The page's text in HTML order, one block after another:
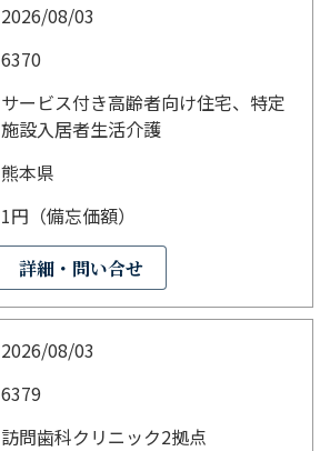
2026/08/03
6370
サービス付き高齢者向け住宅、特定
施設入居者生活介護
熊本県
1円（備忘価額）
詳細・問い合せ
2026/08/03
6379
訪問歯科クリニック2拠点